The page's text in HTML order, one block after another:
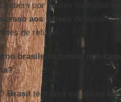
por fatores múltiplos e
aos países de destino e
de refúgio.
brasileiro tomou nos
Brasiltem uma excelente lei